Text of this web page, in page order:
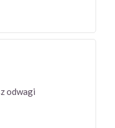
odwagi